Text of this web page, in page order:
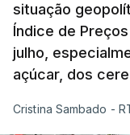
situação
Índice de
julho,
açúcar, dos
Cristina Sambado -